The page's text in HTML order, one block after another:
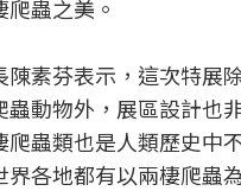
蟲之美。
陳素芬表示，這次特展
蟲動物外，展區設計也
爬蟲類也是人類歷史中
界各地都有以兩棲爬蟲